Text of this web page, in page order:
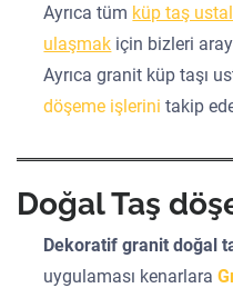
Ayrıca tüm küp taş
ulaşmak için bizleri
Ayrıca granit küp taşı
döşeme işlerini takip
Doğal Taş
Dekoratif granit doğal
uygulaması kenarlara